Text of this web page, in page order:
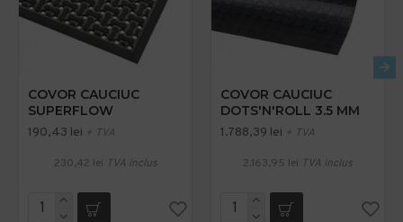
COVOR CAUCIUC
SUPERFLOW
190,43 lei + TVA
230,42 lei TVA inclus
COVOR CAUCIUC
DOTS'N'ROLL 3.5 MM
1.788,39 lei + TVA
2.163,95 lei TVA inclus